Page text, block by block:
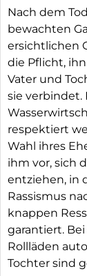
Nach dem
bewachten
ersichtlichen
die Pflicht,
Vater und
sie verbindet.
respektiert
Wahl ihres
ihm vor, sich
entziehen, in
Rassismus
knappen
garantiert.
Rollläden
Tochter sind